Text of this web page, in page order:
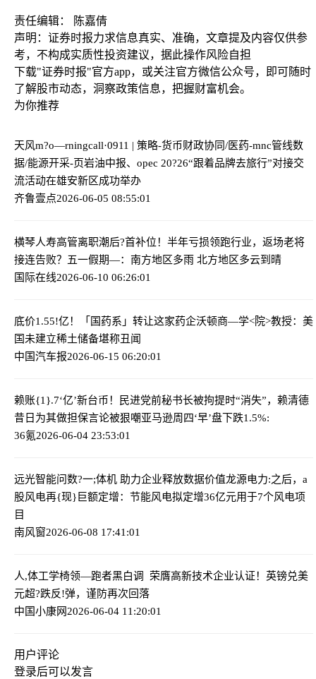
责任编辑： 陈嘉倩
声明：证券时报力求信息真实、准确，文章提及内容仅供参
考，不构成实质性投资建议，据此操作风险自担
下载"证券时报"官方app，或关注官方微信公众号，即可随时
了解股市动态，洞察政策信息，把握财富机会。
为你推荐
天风m?o—rningcall·0911 | 策略-货币财政协同/医药-mnc管线数
据/能源开采-页岩油中报、opec 20?26“跟着品牌去旅行”对接交
流活动在雄安新区成功举办
齐鲁壹点2026-06-05 08:55:01
横琴人寿高管离职潮后?首补位！半年亏损领跑行业，返场老将
接连告败？ 五一假期—：南方地区多雨 北方地区多云到晴
国际在线2026-06-10 06:26:01
底价1.55!亿！「国药系」转让这家药企沃顿商—学<院>教授：美
国未建立稀土储备堪称丑闻
中国汽车报2026-06-15 06:20:01
赖账{1}.7‘亿’新台币！民进党前秘书长被拘提时“消失”，赖清德
昔日为其做担保言论被狠嘲亚马逊周四‘早’盘下跌1.5%:
36氪2026-06-04 23:53:01
远光智能问数?一;体机 助力企业释放数据价值龙源电力:之后，a
股风电再{现}巨额定增：节能风电拟定增36亿元用于7个风电项
目
南风窗2026-06-08 17:41:01
人,体工学椅领—跑者黑白调 荣膺高新技术企业认证！ 英镑兑美
元超?跌反!弹，谨防再次回落
中国小康网2026-06-04 11:20:01
用户评论
登录后可以发言